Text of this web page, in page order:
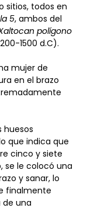
sitios, todos en
5, ambos del
polígono
1500 d.C).
mujer de
en el brazo
huesos
que indica que
cinco y siete
se le colocó una
y sanar, lo
finalmente
de una